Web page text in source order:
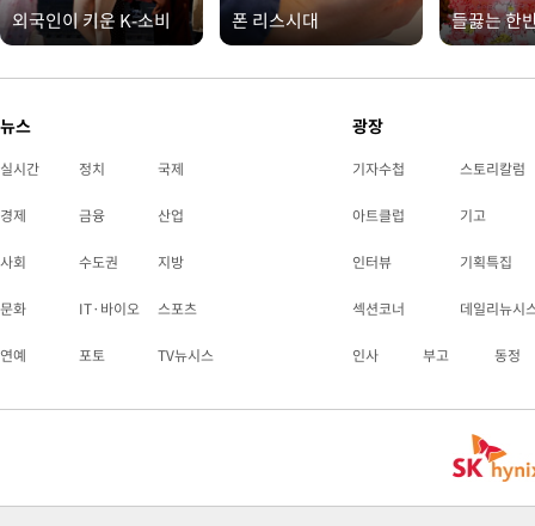
외국인이 키운 K-소비 폰 리스시대 들끓는 한
뉴스
실시간 정치 국제
경제 금융 산업
사회 수도권 지방
문화 IT·바이오 스포츠
연예 포토 TV뉴시스
광장
기자수첩 스토리칼럼
아트클럽 기고
인터뷰 기획특집
섹션코너 데일리뉴시
인사 부고 동정